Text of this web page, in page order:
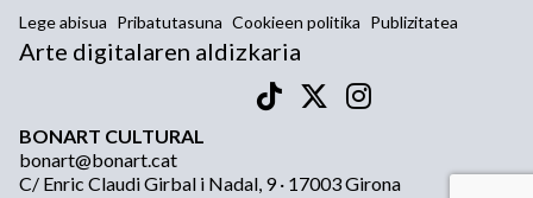
Lege abisua Pribatutasuna Cookieen politika Publizitatea
Arte digitalaren aldizkaria
BONART CULTURAL
bonart@bonart.cat
C/ Enric Claudi Girbal i Nadal, 9 · 17003 Girona